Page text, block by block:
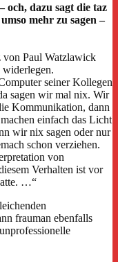
och, dazu sagt die taz
mehr zu sagen –
von Paul Watzlawick
seiner Kollegen
sagen wir mal nix. Wir
Kommunikation, dann
einfach das Licht
wir nix sagen oder nur
schon verziehen.
von
Verhalten ist vor
…“
frauman ebenfalls